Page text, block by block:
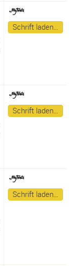
Schrift laden…
Schrift laden…
Schrift laden…